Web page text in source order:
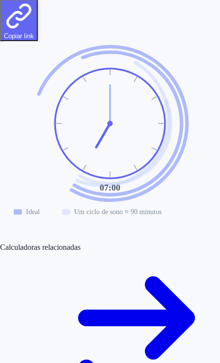
Copiar link
07:00
Ideal Um ciclo de sono ≈ 90 minutos
Calculadoras relacionadas